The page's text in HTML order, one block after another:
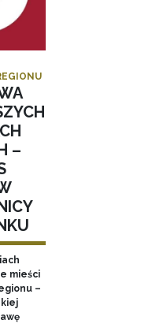
–
mieści
–